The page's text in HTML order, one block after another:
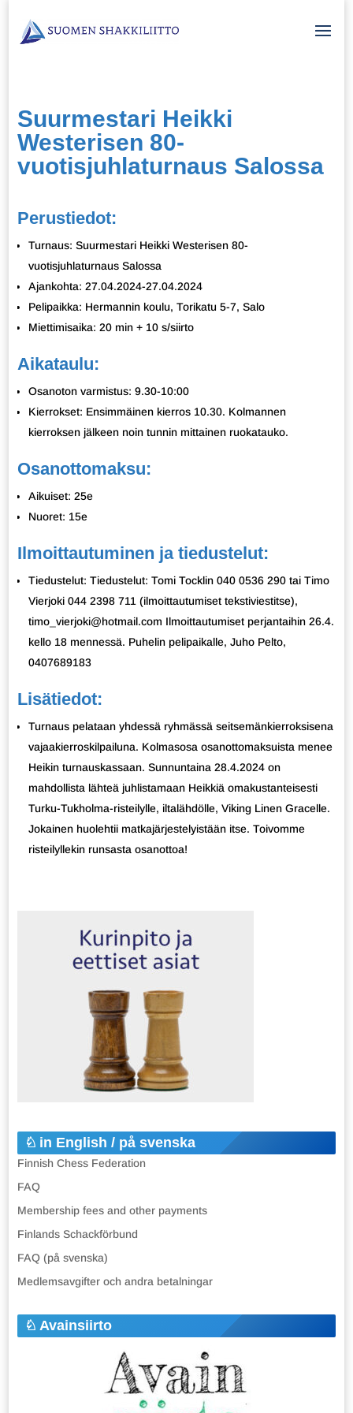
Suurmestari Heikki
Westerisen 80-
vuotisjuhlaturnaus Salossa
Perustiedot:
Turnaus: Suurmestari Heikki Westerisen 80-
vuotisjuhlaturnaus Salossa
Ajankohta: 27.04.2024-27.04.2024
Pelipaikka: Hermannin koulu, Torikatu 5-7, Salo
Miettimisaika: 20 min + 10 s/siirto
Aikataulu:
Osanoton varmistus: 9.30-10:00
Kierrokset: Ensimmäinen kierros 10.30. Kolmannen
kierroksen jälkeen noin tunnin mittainen ruokatauko.
Osanottomaksu:
Aikuiset: 25e
Nuoret: 15e
Ilmoittautuminen ja tiedustelut:
Tiedustelut: Tiedustelut: Tomi Tocklin 040 0536 290 tai Timo
Vierjoki 044 2398 711 (ilmoittautumiset tekstiviestitse),
timo_vierjoki@hotmail.com Ilmoittautumiset perjantaihin 26.4.
kello 18 mennessä. Puhelin pelipaikalle, Juho Pelto,
0407689183
Lisätiedot:
Turnaus pelataan yhdessä ryhmässä seitsemänkierroksisena
vajaakierroskilpailuna. Kolmasosa osanottomaksuista menee
Heikin turnauskassaan. Sunnuntaina 28.4.2024 on
mahdollista lähteä juhlistamaan Heikkiä omakustanteisesti
Turku-Tukholma-risteilylle, iltalähdölle, Viking Linen Gracelle.
Jokainen huolehtii matkajärjestelyistään itse. Toivomme
risteilyllekin runsasta osanottoa!
in English / på svenska
Finnish Chess Federation
FAQ
Membership fees and other payments
Finlands Schackförbund
FAQ (på svenska)
Medlemsavgifter och andra betalningar
Avainsiirto